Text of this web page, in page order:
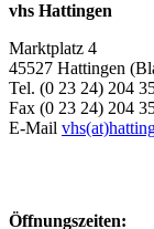
vhs Hattingen
Marktplatz 4
45527 Hattingen
Tel. (0 23 24) 204
Fax (0 23 24) 204
E-Mail
Öffnungszeiten: